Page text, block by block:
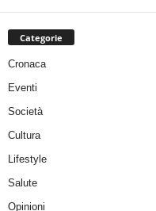
Categorie
Cronaca
Eventi
Società
Cultura
Lifestyle
Salute
Opinioni